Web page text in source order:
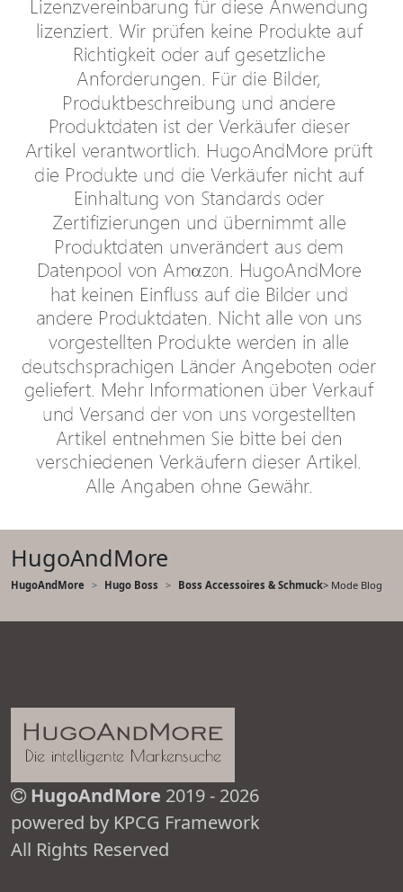
HugoAndMore
HugoAndMore Hugo Boss Boss Accessoires & Schmuck> Mode Blog
HugoAndMore 2019 - 2026
powered by KPCG Framework
All Rights Reserved